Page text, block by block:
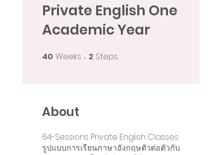
Private English One
Academic Year
40 Weeks 40 Weeks
2 Steps
About
64-Sessions Private English Classes
รูปแบบการเรียนภาษาอังกฤษตัวต่อตัวกับ